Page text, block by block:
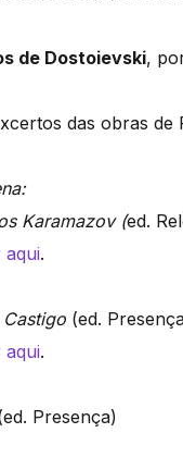
de Dostoievski,
das obras de
Karamazov (ed.
aqui.
(ed.
aqui.
Presença)